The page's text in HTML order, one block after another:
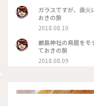
ガラスですが、直火
おきの旅
2018.08.10
厳島神社の鳥居をモチ
ておきの旅
2018.08.09